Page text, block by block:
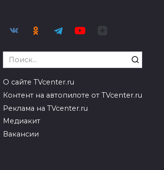
Search
for:
О сайте TVcenter.ru
Контент на автопилоте от TVcenter.ru
Реклама на TVcenter.ru
Медиакит
Вакансии